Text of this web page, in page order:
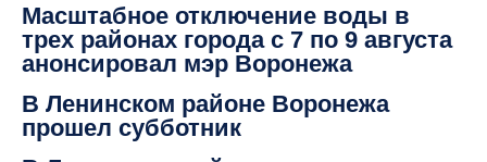
Масштабное отключение воды в
трех районах города с 7 по 9 августа
анонсировал мэр Воронежа
В Ленинском районе Воронежа
прошел субботник